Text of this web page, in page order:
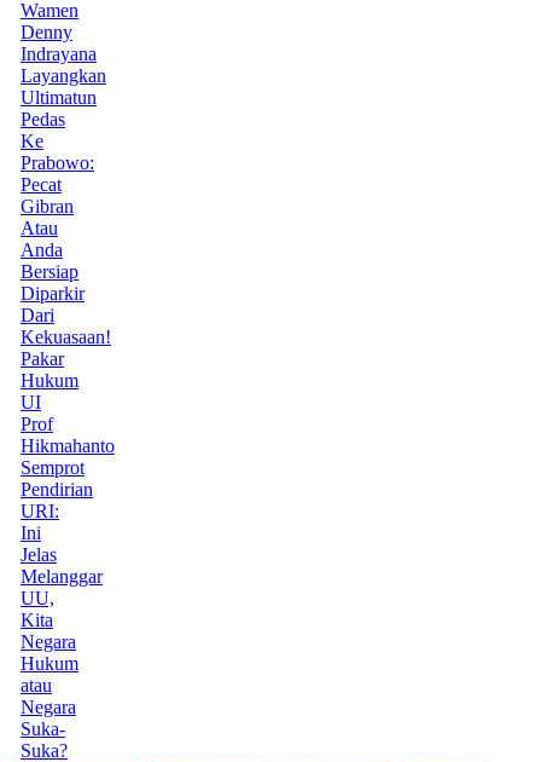
Wamen
Denny
Indrayana
Layangkan
Ultimatun
Pedas
Ke
Prabowo:
Pecat
Gibran
Atau
Anda
Bersiap
Diparkir
Dari
Kekuasaan!
Pakar
Hukum
UI
Prof
Hikmahanto
Semprot
Pendirian
URI:
Ini
Jelas
Melanggar
UU,
Kita
Negara
Hukum
atau
Negara
Suka-
Suka?